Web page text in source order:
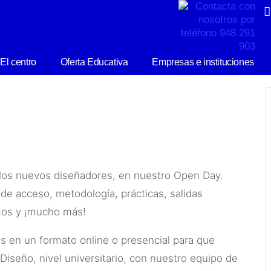
F
a
El centro Oferta Educativa Empresas e instituciones
nuevos diseñadores, en nuestro Open Day.
acceso, metodología, prácticas, salidas
y ¡mucho más!
en un formato online o presencial para que
nivel universitario, con nuestro equipo de